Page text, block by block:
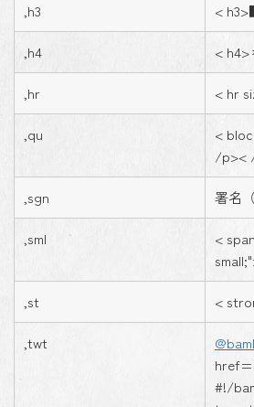
,h3 <
,h4 <
,hr < hr
,qu
<
/p><
,sgn 署名（
,sml
<
,st <
,twt
#!/